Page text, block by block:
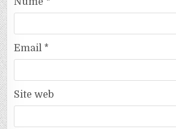
Email *
Site web